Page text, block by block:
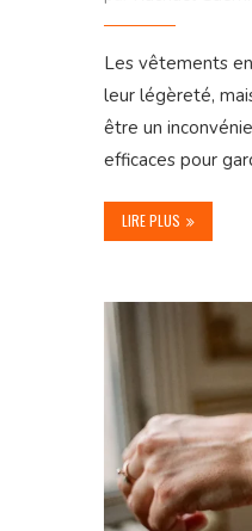
Les vêtements
leur légèreté,
être un
efficaces pour
LIRE PLUS